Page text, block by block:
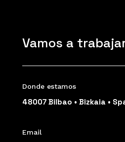
Vamos a
Donde estamos
48007 Bilbao • Bizkaia •
Email